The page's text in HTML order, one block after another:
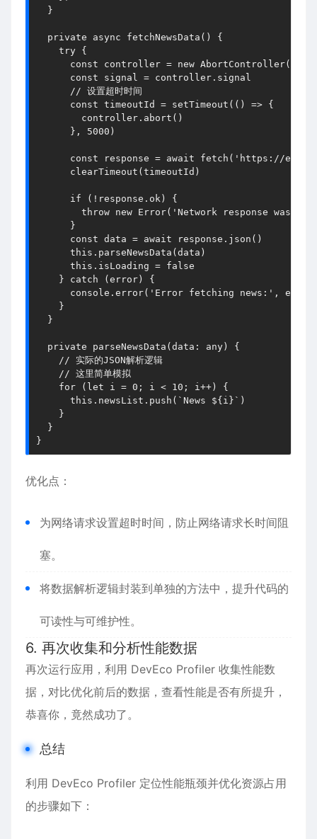
  }
private async fetchNewsData () {
try {
const controller = new AbortController()
const signal = controller. signal
// 设置超时时间
const timeoutId = setTimeout ( () => {
        controller.
abort ()
      },
5000 )
const response = await fetch ( 'https://
clearTimeout (timeoutId)
if (!response. ok ) {
throw new Error( 'Network response was
      }
const data = await response. json ()
this . parseNewsData (data)
this . isLoading = false
    }
catch (error) {
console . error( 'Error fetching news:' ,
    }
  }
private parseNewsData ( data : any ) {
// 实际的JSON解析逻辑
// 这里简单模拟
for ( let i = 0 ; i < 10 ; i++) {
this . newsList . push ( `News ${i} ` )
    }
  }
}
优化点：
为网络请求设置超时时间，防止网络请求长时间阻
塞。
将数据解析逻辑封装到单独的方法中，提升代码的
可读性与可维护性。
6. 再次收集和分析性能数据
再次运行应用，利用 DevEco Profiler 收集性能数
据，对比优化前后的数据，查看性能是否有所提升，
恭喜你，竟然成功了。
总结
利用 DevEco Profiler 定位性能瓶颈并优化资源占用
的步骤如下：